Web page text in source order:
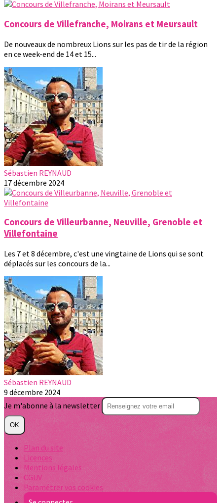
Concours de Villefranche, Moirans et Meursault
De nouveaux de nombreux Lions sur les pas de tir de la région
en ce week-end de 14 et 15...
Sébastien REYNAUD
17 décembre 2024
Concours de Villeurbanne, Neuville, Grenoble et
Villefontaine
Les 7 et 8 décembre, c'est une vingtaine de Lions qui se sont
déplacés sur les concours de la...
Sébastien REYNAUD
9 décembre 2024
Je m'abonne à la newsletter
OK
Plan du site
Licences
Mentions légales
CGUV
Paramétrer vos cookies